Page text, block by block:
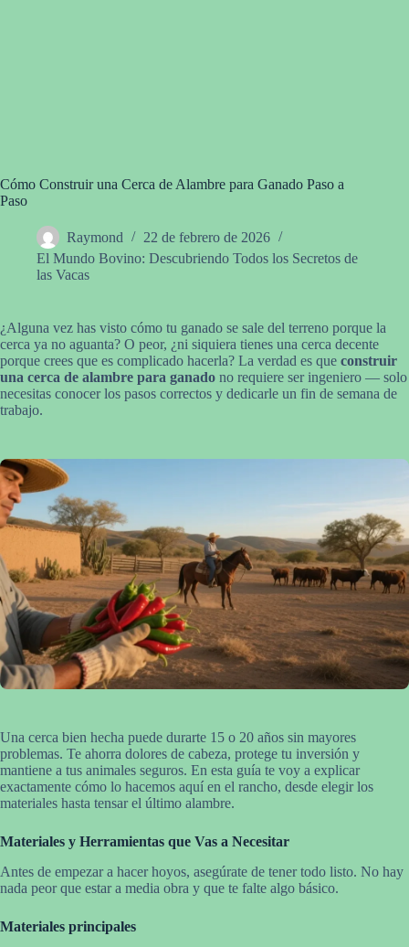
Cómo Construir una Cerca de Alambre para Ganado Paso a
Paso
Raymond
22 de febrero de 2026
El Mundo Bovino: Descubriendo Todos los Secretos de
las Vacas
¿Alguna vez has visto cómo tu ganado se sale del terreno porque la
cerca ya no aguanta? O peor, ¿ni siquiera tienes una cerca decente
porque crees que es complicado hacerla? La verdad es que construir
una cerca de alambre para ganado no requiere ser ingeniero — solo
necesitas conocer los pasos correctos y dedicarle un fin de semana de
trabajo.
Una cerca bien hecha puede durarte 15 o 20 años sin mayores
problemas. Te ahorra dolores de cabeza, protege tu inversión y
mantiene a tus animales seguros. En esta guía te voy a explicar
exactamente cómo lo hacemos aquí en el rancho, desde elegir los
materiales hasta tensar el último alambre.
Materiales y Herramientas que Vas a Necesitar
Antes de empezar a hacer hoyos, asegúrate de tener todo listo. No hay
nada peor que estar a media obra y que te falte algo básico.
Materiales principales